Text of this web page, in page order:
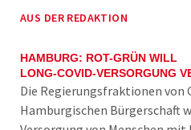
AUS DER REDAKTION
HAMBURG: ROT-GRÜN WILL
LONG-COVID-VERSORGUNG
Die Regierungsfraktionen von
Hamburgischen Bürgerschaft